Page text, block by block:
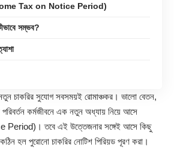
Tax on Notice Period)
সম্ভব?
চাকরির সুযোগ সবসময়ই রোমাঞ্চকর। ভালো বেতন,
পরিবর্তন কর্মজীবনে এক নতুন অধ্যায় নিয়ে আসে
তবে এই উত্তেজনার সঙ্গেই আসে কিছু
হল পুরোনো চাকরির নোটিশ পিরিয়ড পূরণ করা।